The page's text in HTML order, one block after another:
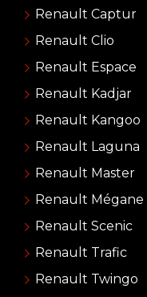
Renault Captur
Renault Clio
Renault Espace
Renault Kadjar
Renault Kangoo
Renault Laguna
Renault Master
Renault Mégane
Renault Scenic
Renault Trafic
Renault Twingo